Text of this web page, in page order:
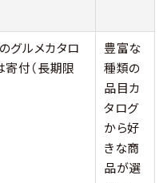
グルメカタロ
寄付（長期限
豊富な
種類の
品目カ
タログ
から好
きな商
品が選